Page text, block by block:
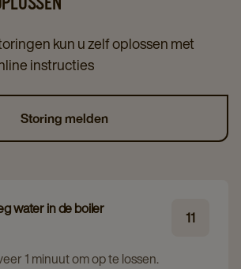
kun u zelf oplossen met
instructies
Storing melden
water in de boiler 11
1 minuut om op te lossen.